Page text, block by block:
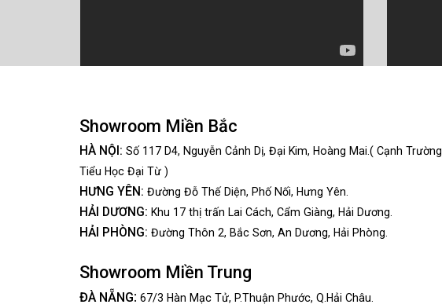
Showroom Miền Bắc
HÀ NỘI: Số 117 D4, Nguyễn Cảnh Dị, Đại Kim, Hoàng Mai.( Cạnh Trường
Tiểu Học Đại Từ )
HƯNG YÊN: Đường Đỗ Thế Diện, Phố Nối, Hưng Yên.
HẢI DƯƠNG: Khu 17 thị trấn Lai Cách, Cẩm Giàng, Hải Dương.
HẢI PHÒNG: Đường Thôn 2, Bắc Sơn, An Dương, Hải Phòng.
Showroom Miền Trung
ĐÀ NẴNG: 67/3 Hàn Mạc Tử, P.Thuận Phước, Q.Hải Châu.